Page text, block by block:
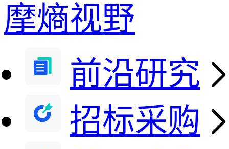
摩熵视野
前沿研究
招标采购